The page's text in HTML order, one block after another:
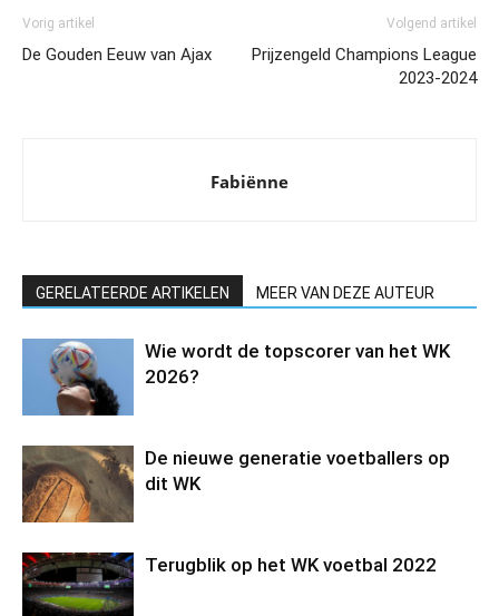
Vorig artikel
De Gouden Eeuw van Ajax
Volgend artikel
Prijzengeld Champions League
2023-2024
Fabiënne
GERELATEERDE ARTIKELEN MEER VAN DEZE AUTEUR
Wie wordt de topscorer van het WK
2026?
De nieuwe generatie voetballers op
dit WK
Terugblik op het WK voetbal 2022